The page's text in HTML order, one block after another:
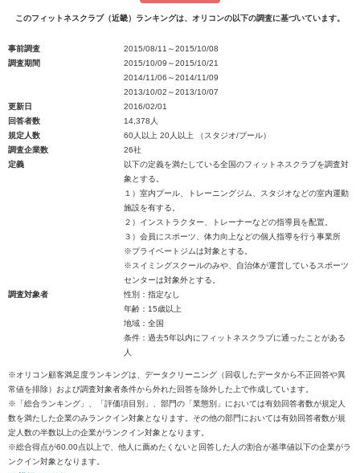
このフィットネスクラブ（近畿）ランキングは、オリコンの以下の調査に基づいています。
事前調査
2015/08/11～2015/10/08
調査期間
2015/10/09～2015/10/21
2014/11/06～2014/11/09
2013/10/02～2013/10/07
更新日
2016/02/01
回答者数
14,378人
規定人数
60人以上 20人以上 （スタジオ/プール）
調査企業数
26社
定義
以下の定義を満たしている全国のフィットネスクラブを調査対
象とする。
１）室内プール、トレーニングジム、スタジオなどの室内運動
施設を有する。
２）インストラクター、トレーナーなどの指導員を配置。
３）会員にスポーツ、体力向上などの個人指導を行う事業所
※プライベートジムは対象とする。
※スイミングスクールのみや、自治体が運営しているスポーツ
センターは対象外とする。
調査対象者
性別：指定なし
年齢：15歳以上
地域：全国
条件：過去5年以内にフィットネスクラブに通ったことがある
人
※オリコン顧客満足度ランキングは、データクリーニング（回収したデータから不正回答や異
常値を排除）および調査対象者条件から外れた回答を除外した上で作成しています。
※「総合ランキング」、「評価項目別」、部門の「業態別」においては有効回答者数が規定人
数を満たした企業のみランクイン対象となります。その他の部門においては有効回答者数が規
定人数の半数以上の企業がランクイン対象となります。
※総合得点が60.00点以上で、他人に薦めたくないと回答した人の割合が基準値以下の企業がラ
ンクイン対象となります。